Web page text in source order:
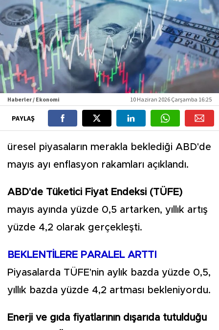
Haberler / Ekonomi 10 Haziran 2026 Çarşamba 16:25
PAYLAŞ
üresel piyasaların merakla beklediği ABD'de
mayıs ayı enflasyon rakamları açıklandı.
ABD'de Tüketici Fiyat Endeksi (TÜFE)
mayıs ayında yüzde 0,5 artarken, yıllık artış
yüzde 4,2 olarak gerçekleşti.
BEKLENTİLERE PARALEL ARTTI
Piyasalarda TÜFE'nin aylık bazda yüzde 0,5,
yıllık bazda yüzde 4,2 artması bekleniyordu.
Enerji ve gıda fiyatlarının dışarıda tutulduğu